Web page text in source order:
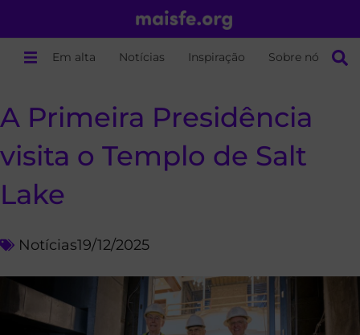
Em alta Notícias Inspiração Sobre nós
A Primeira Presidência
visita o Templo de Salt
Lake
Notícias19/12/2025